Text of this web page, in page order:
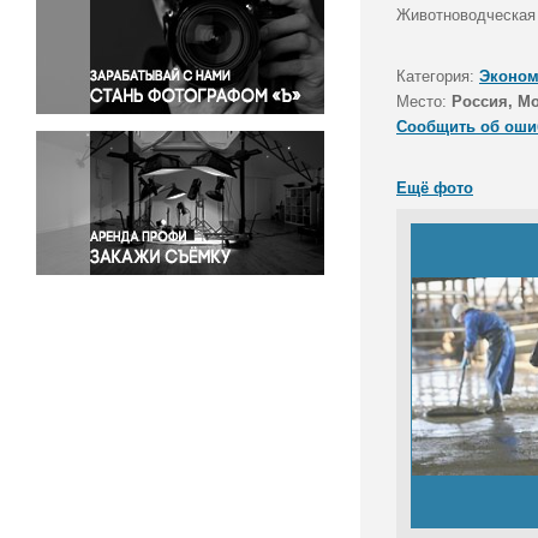
Политика
Правосудие
Происшествия и конфликты
Религия
Светская жизнь
Спорт
Экология
Экономика и бизнес
Категория:
Место: Россия,
Сообщить об
Ещё фото